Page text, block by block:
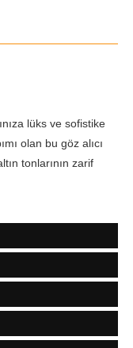
lüks ve sofistike
olan bu göz alıcı
tonlarının zarif